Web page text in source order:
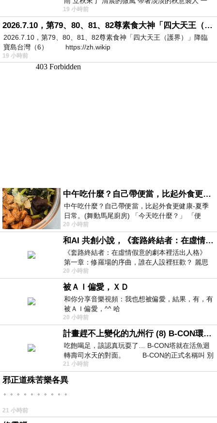
下子 又被赤
19 小時前
2026.7.10，第79、80、81、82尊素食大神「四大天王（護界）」降臨寶島台灣（6）
2026.7.10，第79、80、81、82尊素食神「四大天王（護界）」降臨
寶島台灣（6） https://zh.wikip
19 小時前
中午吃什麼？自己帶便當，比起外食更健康-夏季日常。(舞動馬尾廚房)
中午吃什麼？自己帶便當，比起外食更健康-夏季
日常。(舞動馬尾廚房) 「今天吃什麼？」 「便
當？麵？還是炒飯？」 每天都在選擇
20 小時前
和AI 共創小說，《套路終結者：在虛情假意的劇本裡活出人格》
《套路終結者：在虛情假意的劇本裡活出人格》
第一章：修羅場的序曲，誰在人設裡狂歡？ 麗思
卡爾頓酒店的總統套房內，燈光昏
20 小時前
被ＡＩ偏愛，ＸＤ
和你分享音樂視頻：我也想被偏愛，結果，有，有
被ＡＩ偏愛，^^ 哈
20 小時前
計畫趕不上變化的九州行 (8) B-CON環球塔
吃飽喝足，該認真玩耍了… B-CON塔就在活魚迴
轉壽司水天的對面。 B-CON的正式名稱叫 別
21 小時前
邪正道殊苦樂各異
。。。。。。。。。。
21 小時前